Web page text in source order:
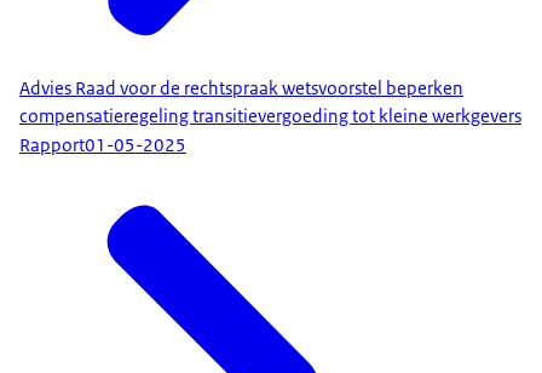
Advies Raad voor de rechtspraak wetsvoorstel beperken
compensatieregeling transitievergoeding tot kleine werkgevers
Rapport01-05-2025